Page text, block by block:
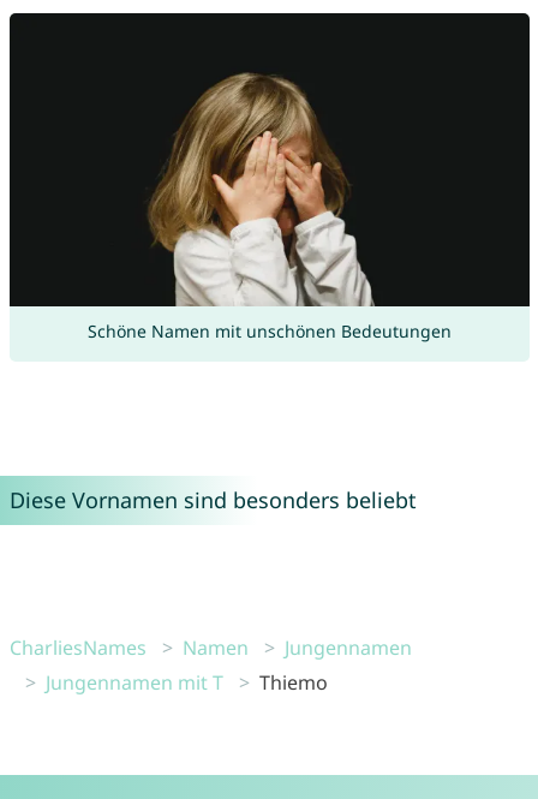
Schöne Namen mit unschönen Bedeutungen
Diese Vornamen sind besonders beliebt
CharliesNames Namen
Jungennamen
Jungennamen mit T
Thiemo